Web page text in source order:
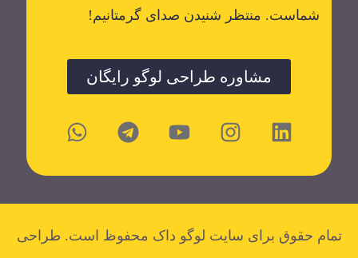
شماست. منتظر شنیدن صدای گرمتانیم!
مشاوره طراحی لوگو رایگان
تمام حقوق برای سایت لوگو داک محفوظ است. طراحی